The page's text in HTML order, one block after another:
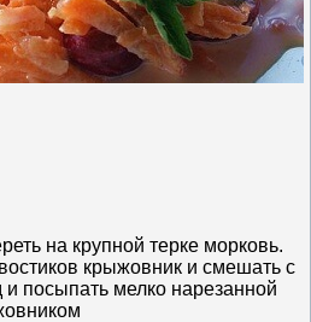
на крупной терке морковь.
крыжовник и смешать с
посыпать мелко нарезанной